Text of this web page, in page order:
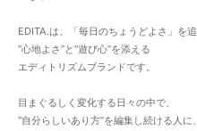
EDITA.は、「毎日のちょうどよさ」を
“心地よさ”と“遊び心”を添える
エディトリズムブランドです。
目まぐるしく変化する日々の中で、
“自分らしいあり方”を編集し続ける人に、